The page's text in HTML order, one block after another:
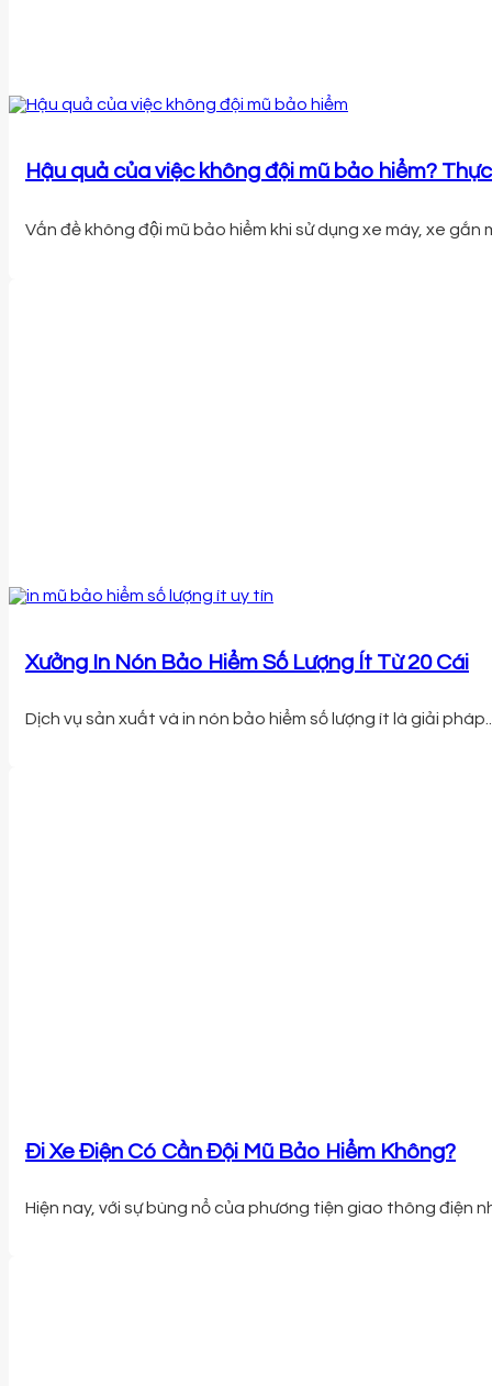
Hậu quả của việc không đội mũ bảo hiểm?
Vấn đề không đội mũ bảo hiểm khi sử dụng xe máy, xe gắn
Xưởng In Nón Bảo Hiểm Số Lượng Ít Từ 20 Cái
Dịch vụ sản xuất và in nón bảo hiểm số lượng ít là giải
Đi Xe Điện Có Cần Đội Mũ Bảo Hiểm Không?
Hiện nay, với sự bùng nổ của phương tiện giao thông điện